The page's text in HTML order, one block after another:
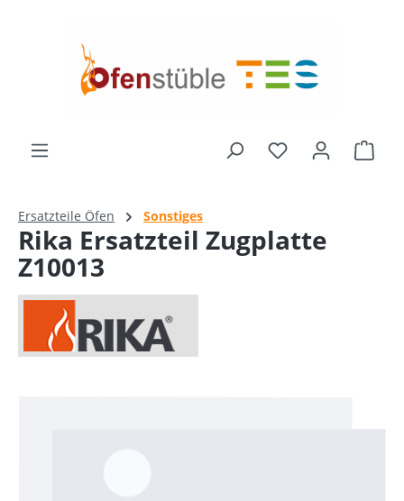
Ersatzteile Öfen Sonstiges
Rika Ersatzteil Zugplatte
Z10013